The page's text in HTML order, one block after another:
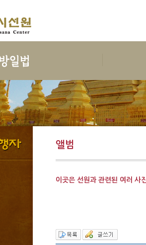
계
귀의
보공덕
살
자예절
수행
예불독송
청법
보호명상
위빳사나
한국마하
인사말
연혁
오시는 길
사단법인한
앨범
이곳은 선원과 관련된 여러 사